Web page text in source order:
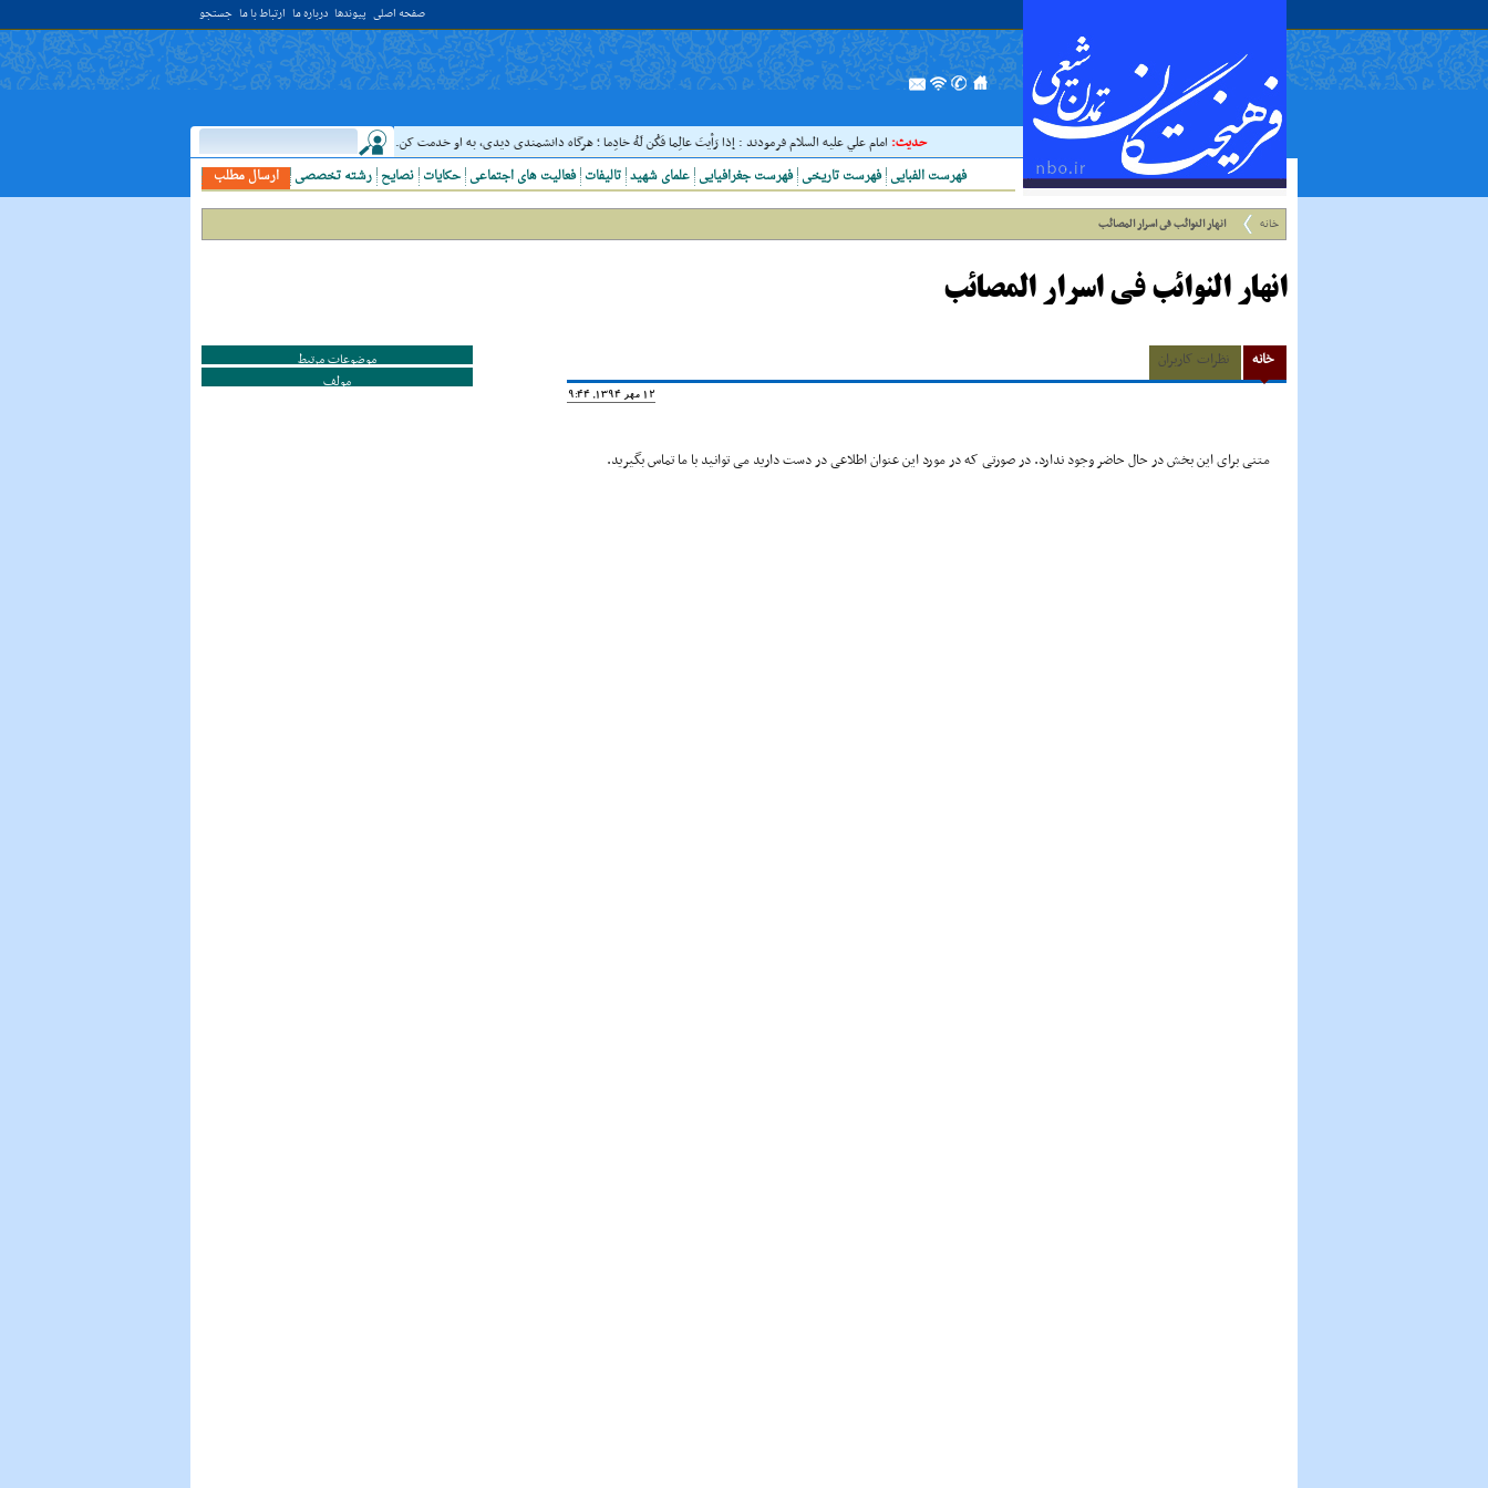
صفحه اصلی پیوندها درباره ما ارتباط با ما جستجو
حدیث:امام علي عليه السلام فرمودند : إذا رَأيتَ عالِما فَکُن لَهُ خادِما ؛ هرگاه دانشمندى ديدى، به او خدمت کن. ( غررالحکم ح ۴۰۴۴ )
ارسال مطلب
رشته تخصصی نصایح حکایات فعالیت های اجتماعی تالیفات علمای شهید فهرست جغرافیایی فهرست تاریخی فهرست الفبایی
خانه انهار النوائب فى اسرار المصائب
انهار النوائب فى اسرار المصائب
خانه نظرات کاربران
12 مهر 1394, 19:44
متنی برای این بخش در حال حاضر وجود ندارد. در صورتی که در مورد این عنوان اطلاعی در دست دارید می توانید با ما تماس بگیرید.
موضوعات مرتبط
مولف